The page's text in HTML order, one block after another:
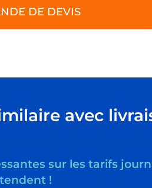
DE DEVIS
avec
sur les tarifs
!